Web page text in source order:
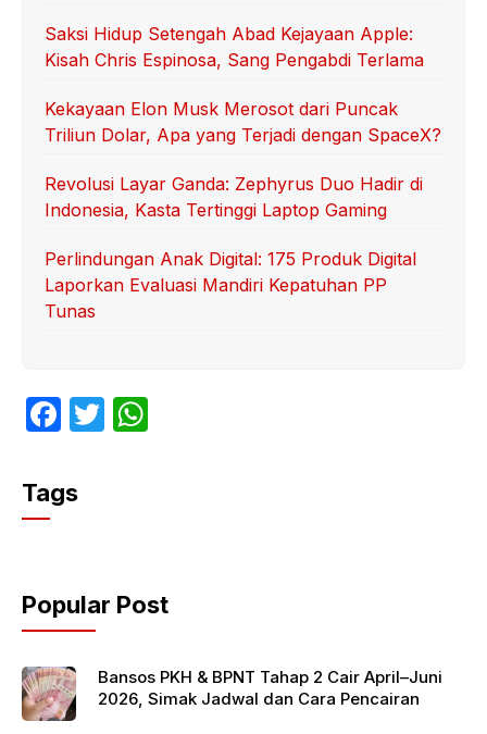
Saksi Hidup Setengah Abad Kejayaan Apple:
Kisah Chris Espinosa, Sang Pengabdi Terlama
Kekayaan Elon Musk Merosot dari Puncak
Triliun Dolar, Apa yang Terjadi dengan SpaceX?
Revolusi Layar Ganda: Zephyrus Duo Hadir di
Indonesia, Kasta Tertinggi Laptop Gaming
Perlindungan Anak Digital: 175 Produk Digital
Laporkan Evaluasi Mandiri Kepatuhan PP
Tunas
F
c
e
o
o
k
T
p
p
Tags
Popular Post
Bansos PKH & BPNT Tahap 2 Cair April–Juni
2026, Simak Jadwal dan Cara Pencairan